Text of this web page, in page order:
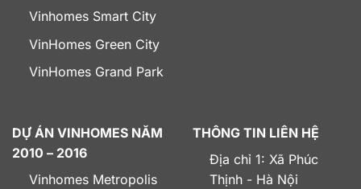
Vinhomes Smart City
VinHomes Green City
VinHomes Grand Park
DỰ ÁN VINHOMES NĂM
2010 – 2016
Vinhomes Metropolis
THÔNG TIN LIÊN HỆ
Địa chỉ 1: Xã Phúc
Thịnh - Hà Nội